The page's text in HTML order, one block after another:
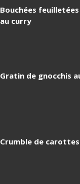
Bouchées
au curry
Gratin de gnocchis
Crumble de